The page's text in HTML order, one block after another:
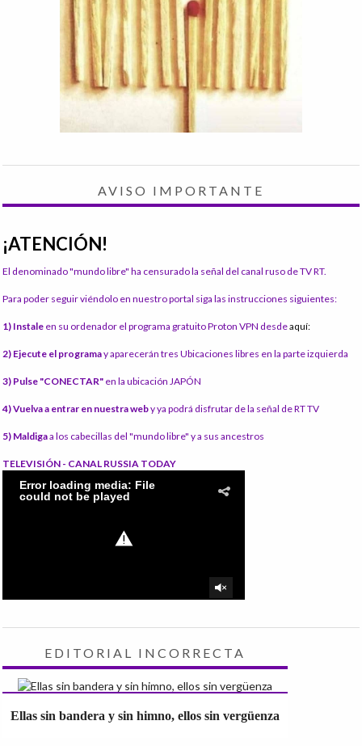
AVISO IMPORTANTE
¡ATENCIÓN!
El denominado "mundo libre" ha censurado la señal del canal ruso de TV RT.
Para poder seguir viéndolo en nuestro portal siga las instrucciones siguientes:
1) Instale en su ordenador el programa gratuito Proton VPN desdeaquí:
2) Ejecute el programay aparecerán tres Ubicaciones libres en la parte izquierda
3) Pulse "CONECTAR" en la ubicación JAPÓN
4) Vuelva a entrar en nuestra weby ya podrá disfrutar de la señal de RT TV
5) Maldigaa los cabecillas del "mundo libre" y a sus ancestros
TELEVISIÓN - CANAL RUSSIA TODAY
EDITORIAL INCORRECTA
Ellas sin bandera y sin himno, ellos sin vergüenza